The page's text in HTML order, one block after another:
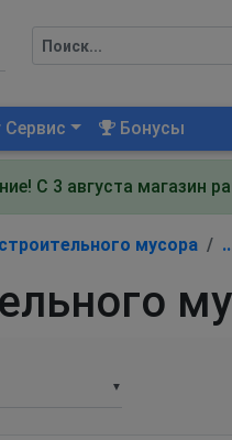
Сервис Бонусы
С 3 августа магазин
мусора
▼